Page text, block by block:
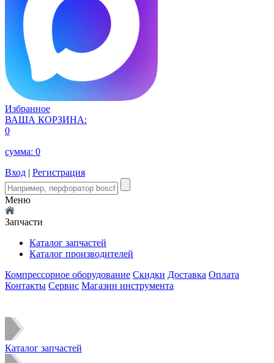
Избранное
ВАША КОРЗИНА:
0
сумма: 0
Вход | Регистрация
Меню
Запчасти
Каталог запчастей
Каталог производителей
Компрессорное оборудование Скидки Доставка Оплата
Контакты Сервис Магазин инструмента
Каталог запчастей